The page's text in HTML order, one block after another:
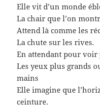
Elle vit d’un monde
La chair que l’on
Attend là comme les
La chute sur les rives.
En attendant pour voir
Les yeux plus grands
mains
Elle imagine que
ceinture.